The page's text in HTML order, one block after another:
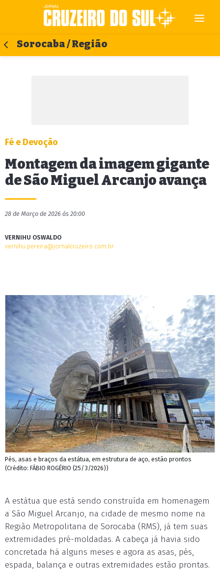
Sorocaba / Região
Fé e Devoção
Montagem da imagem gigante
de São Miguel Arcanjo avança
28 de Março de 2026 às 20:00
VERNIHU OSWALDO
vernihu.pereira@jornalcruzeiro.com.br
Pés, asas e braços da estátua, em estrutura de aço, estão prontos
(Crédito: FÁBIO ROGÉRIO (25/3/2026))
A estátua que está sendo construída em homenagem
a São Miguel Arcanjo, na cidade de mesmo nome na
Região Metropolitana de Sorocaba (RMS), já tem suas
extremidades pré-moldadas. A cabeça já havia sido
concretada há alguns meses e agora as asas, pés,
espada, balança e outras extremidades estão prontas.